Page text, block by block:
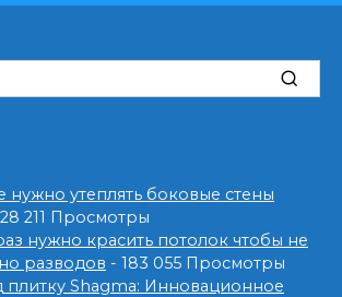
нужно утеплять боковые стены
211 Просмотры
нужно красить потолок чтобы не
разводов - 183 055 Просмотры
Shagma: Инновационное